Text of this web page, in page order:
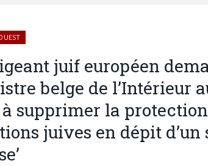
juif européen
belge de l’Intérieur
supprimer la
juives en dépit d’un